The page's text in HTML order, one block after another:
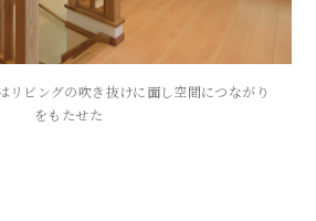
リビングの吹き抜けに面し空間につながり
をもたせた